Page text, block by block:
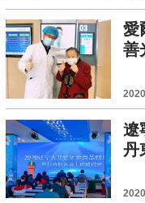
愛
善
遼
丹